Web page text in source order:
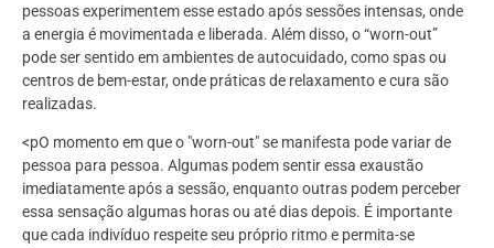
pessoas experimentem esse estado após sessões intensas, onde
a energia é movimentada e liberada. Além disso, o “worn-out”
pode ser sentido em ambientes de autocuidado, como spas ou
centros de bem-estar, onde práticas de relaxamento e cura são
realizadas.
<pO momento em que o "worn-out" se manifesta pode variar de
pessoa para pessoa. Algumas podem sentir essa exaustão
imediatamente após a sessão, enquanto outras podem perceber
essa sensação algumas horas ou até dias depois. É importante
que cada indivíduo respeite seu próprio ritmo e permita-se